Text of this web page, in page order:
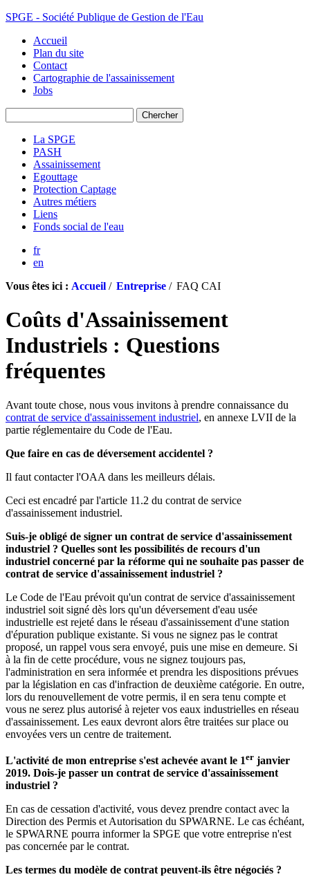
SPGE - Société Publique de Gestion de l'Eau
Accueil
Plan du site
Contact
Cartographie de l'assainissement
Jobs
La SPGE
PASH
Assainissement
Egouttage
Protection Captage
Autres métiers
Liens
Fonds social de l'eau
fr
en
Vous êtes ici : Accueil / Entreprise / FAQ CAI
Coûts d'Assainissement
Industriels : Questions
fréquentes
Avant toute chose, nous vous invitons à prendre connaissance du
contrat de service d'assainissement industriel, en annexe LVII de la
partie réglementaire du Code de l'Eau.
Que faire en cas de déversement accidentel ?
Il faut contacter l'OAA dans les meilleurs délais.
Ceci est encadré par l'article 11.2 du contrat de service
d'assainissement industriel.
Suis-je obligé de signer un contrat de service d'assainissement
industriel ? Quelles sont les possibilités de recours d'un
industriel concerné par la réforme qui ne souhaite pas passer de
contrat de service d'assainissement industriel ?
Le Code de l'Eau prévoit qu'un contrat de service d'assainissement
industriel soit signé dès lors qu'un déversement d'eau usée
industrielle est rejeté dans le réseau d'assainissement d'une station
d'épuration publique existante. Si vous ne signez pas le contrat
proposé, un rappel vous sera envoyé, puis une mise en demeure. Si
à la fin de cette procédure, vous ne signez toujours pas,
l'administration en sera informée et prendra les dispositions prévues
par la législation en cas d'infraction de deuxième catégorie. En outre,
lors du renouvellement de votre permis, il en sera tenu compte et
vous ne serez plus autorisé à rejeter vos eaux industrielles en réseau
d'assainissement. Les eaux devront alors être traitées sur place ou
envoyées vers un centre de traitement.
L'activité de mon entreprise s'est achevée avant le 1er janvier
2019. Dois-je passer un contrat de service d'assainissement
industriel ?
En cas de cessation d'activité, vous devez prendre contact avec la
Direction des Permis et Autorisation du SPWARNE. Le cas échéant,
le SPWARNE pourra informer la SPGE que votre entreprise n'est
pas concernée par le contrat.
Les termes du modèle de contrat peuvent-ils être négociés ?